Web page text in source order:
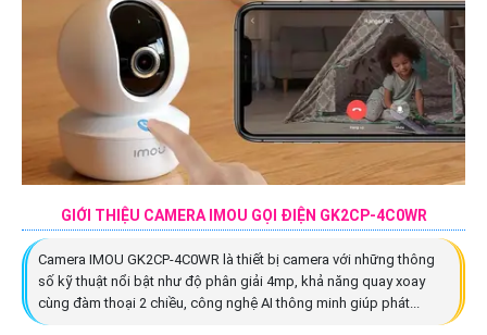
GIỚI THIỆU CAMERA IMOU GỌI ĐIỆN GK2CP-4C0WR
Camera IMOU GK2CP-4C0WR là thiết bị camera với những thông
số kỹ thuật nổi bật như độ phân giải 4mp, khả năng quay xoay
cùng đàm thoại 2 chiều, công nghệ AI thông minh giúp phát...